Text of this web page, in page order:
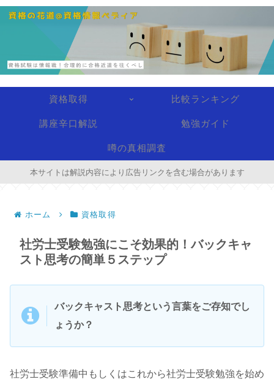
資格取得 比較ランキング
講座辛口解説 勉強ガイド
噂の真相調査
本サイトは解説内容により広告リンクを含む場合があります
ホーム 資格取得
社労士受験勉強にこそ効果的！バックキャ
スト思考の簡単５ステップ
バックキャスト思考という言葉をご存知でし
ょうか？
社労士受験準備中もしくはこれから社労士受験勉強を始め